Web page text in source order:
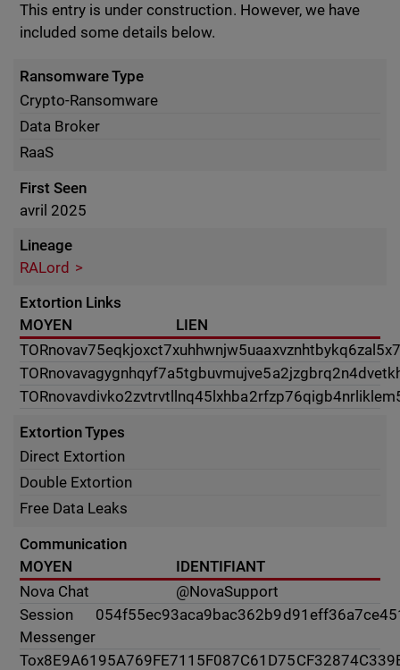
This entry is under construction. However, we have
included some details below.
Ransomware Type
Crypto-Ransomware
Data Broker
RaaS
First Seen
avril 2025
Lineage
RALord
Extortion Links
MOYEN
LIEN
TOR
TOR
TOR
Extortion Types
Direct Extortion
Double Extortion
Free Data Leaks
Communication
MOYEN
IDENTIFIANT
Nova Chat
@NovaSupport
Session
Messenger
Tox